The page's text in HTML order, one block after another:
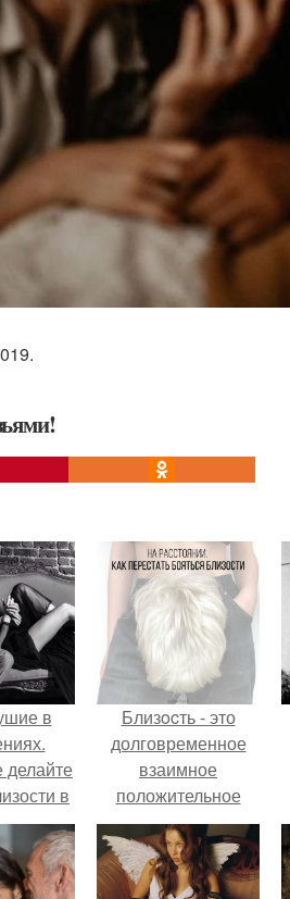
в
делайте
в
на
Близocть - это
долговременное
взаимное
положительное
эмоциональное
вовлечение,
взаимодействие.